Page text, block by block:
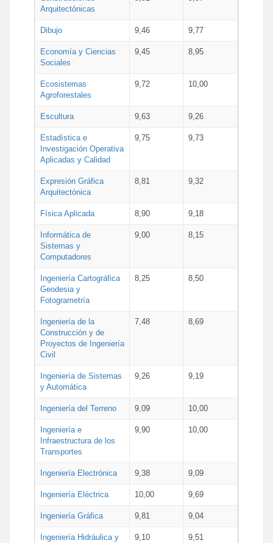
Arquitectónicas
Dibujo 9,46 9,77
Economía y Ciencias
Sociales
9,45 8,95
Ecosistemas
Agroforestales
9,72 10,00
Escultura 9,63 9,26
Estadística e
Investigación Operativa
Aplicadas y Calidad
9,75 9,73
Expresión Gráfica
Arquitectónica
8,81 9,32
Física Aplicada 8,90 9,18
Informática de
Sistemas y
Computadores
9,00 8,15
Ingeniería Cartográfica
Geodesia y
Fotogrametría
8,25 8,50
Ingeniería de la
Construcción y de
Proyectos de Ingeniería
Civil
7,48 8,69
Ingeniería de Sistemas
y Automática
9,26 9,19
Ingeniería del Terreno 9,09 10,00
Ingeniería e
Infraestructura de los
Transportes
9,90 10,00
Ingeniería Electrónica 9,38 9,09
Ingeniería Eléctrica 10,00 9,69
Ingeniería Gráfica 9,81 9,04
Ingeniería Hidráulica y
9,10 9,51